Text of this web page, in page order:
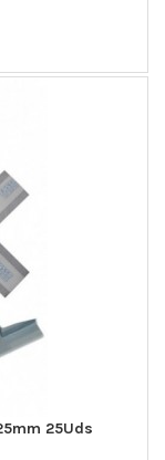
25Uds